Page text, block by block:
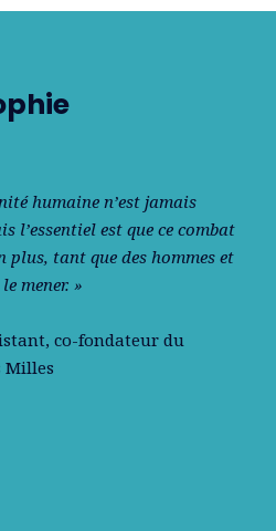
humaine n’est jamais
l’essentiel est que ce combat
tant que des hommes et
mener. »
co-fondateur du
Milles